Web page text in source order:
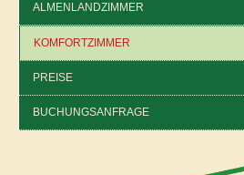
ALMENLANDZIMMER
KOMFORTZIMMER
PREISE
BUCHUNGSANFRAGE